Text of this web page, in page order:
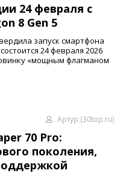
24 февраля с
8 Gen 5
запуск смартфона
24 февраля 2026
«мощным флагманом
Артур (30top.ru)
70 Pro:
поколения,